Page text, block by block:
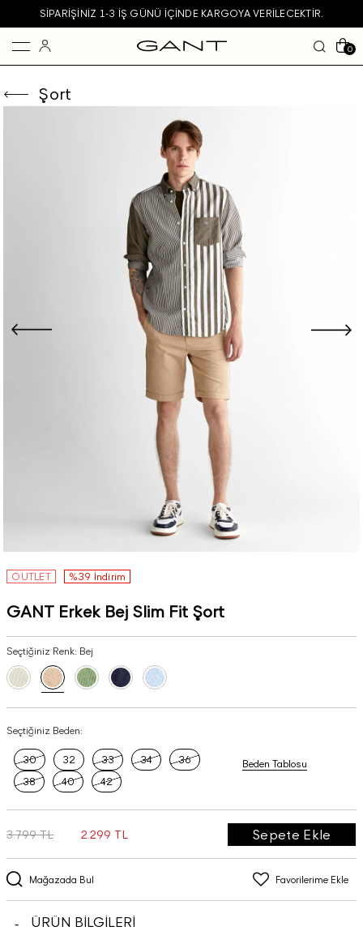
SIPARIŞINIZ 1-3 IŞ GÜNÜ IÇINDE KARGOYA VERILECEKTIR.
0
Şort
OUTLET %39 İndirim
GANT Erkek Bej Slim Fit Şort
Seçtiğiniz Renk: Bej
Seçtiğiniz Beden:
30 32 33 34
36
38
40 42
Beden Tablosu
Mağazada Bul Favorilerime Ekle
3.799 TL 2.299 TL Sepete Ekle
ÜRÜN BİLGİLERİ